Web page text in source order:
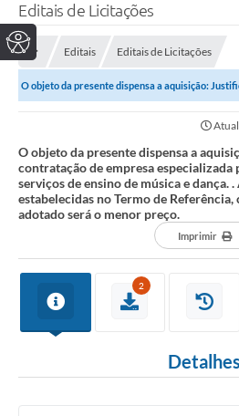
Editais de Licitações
Editais Editais de Licitações
O objeto da presente dispensa a aquisição:
O objeto da presente dispensa a
contratação de empresa especializada
serviços de ensino de música e dança.
estabelecidas no Termo de
adotado será o menor preço.
Imprimir
2
Detalhes